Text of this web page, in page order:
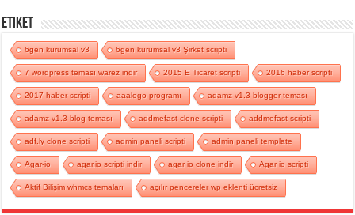
Etiket
6gen kurumsal v3 6gen kurumsal v3 Şirket scripti
7 wordpress teması warez indir 2015 E Ticaret scripti 2016 haber scripti
2017 haber scripti aaalogo programı adamz v1.3 blogger teması
adamz v1.3 blog teması addmefast clone scripti addmefast scripti
adf.ly clone scripti admin paneli scripti admin paneli template
Agar-io agar.io scripti indir agar io clone indir Agar io scripti
Aktif Bilişim whmcs temaları açılır pencereler wp eklenti ücretsiz